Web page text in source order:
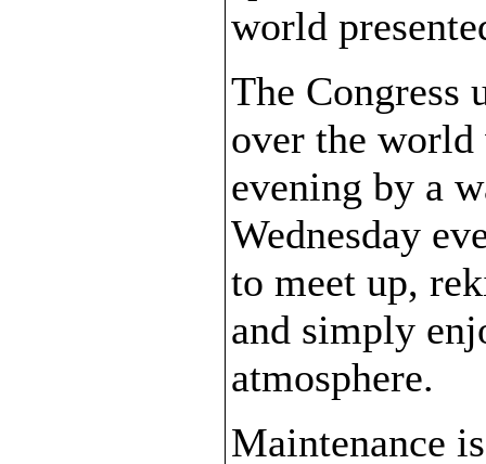
world
The Congress
over the world
evening by a
Wednesday
to meet up,
and simply
atmosphere.
Maintenance